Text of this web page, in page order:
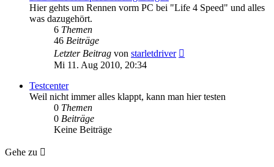
Hier gehts um Rennen vorm PC bei "Life 4 Speed" und alles
was dazugehört.
6 Themen
46 Beiträge
Letzter Beitrag von starletdriver
Mi 11. Aug 2010, 20:34
Testcenter
Weil nicht immer alles klappt, kann man hier testen
0 Themen
0 Beiträge
Keine Beiträge
Gehe zu